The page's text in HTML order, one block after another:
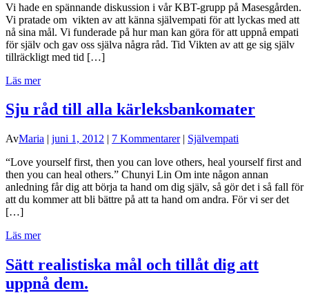
Vi hade en spännande diskussion i vår KBT-grupp på Masesgården.
Vi pratade om vikten av att känna självempati för att lyckas med att
nå sina mål. Vi funderade på hur man kan göra för att uppnå empati
för själv och gav oss själva några råd. Tid Vikten av att ge sig själv
tillräckligt med tid […]
Läs mer
Sju råd till alla kärleksbankomater
AvMaria | juni 1, 2012 | 7 Kommentarer| Självempati
“Love yourself first, then you can love others, heal yourself first and
then you can heal others.” Chunyi Lin Om inte någon annan
anledning får dig att börja ta hand om dig själv, så gör det i så fall för
att du kommer att bli bättre på att ta hand om andra. För vi ser det
[…]
Läs mer
Sätt realistiska mål och tillåt dig att
uppnå dem.